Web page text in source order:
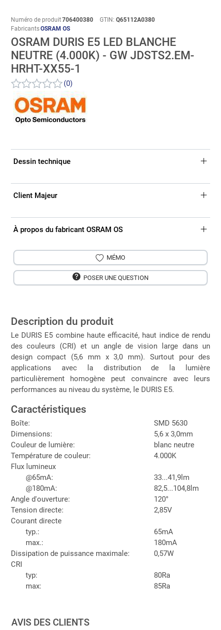
Numéro de produit706400380 GTIN: Q65112A0380
FabricantsOSRAM OS
OSRAM DURIS E5 LED BLANCHE
NEUTRE (4.000K) - GW JDSTS2.EM-
HRHT-XX55-1
(0)
Dessin technique
Client Majeur
À propos du fabricant OSRAM OS
MÉMO
POSER UNE QUESTION
Description du produit
Le DURIS E5 combine haute efficacité, haut indice de rendu
des couleurs (CRI) et un angle de vision large dans un
design compact (5,6 mm x 3,0 mm). Surtout pour des
applications avec la distribution de la lumière
particulièrement homogène peut convaincre avec leurs
performances au niveau du système, le DURIS E5.
Caractéristiques
Boîte:
SMD 5630
Dimensions:
5,6 x 3,0mm
Couleur de lumière:
blanc neutre
Température de couleur:
4.000K
Flux lumineux
@65mA:
33...41,9lm
@180mA:
82,5...104,8lm
Angle d'ouverture:
120°
Tension directe:
2,85V
Courant directe
typ.:
65mA
max.:
180mA
Dissipation de puissance maximale:
0,57W
CRI
typ:
80Ra
max:
85Ra
AVIS DES CLIENTS